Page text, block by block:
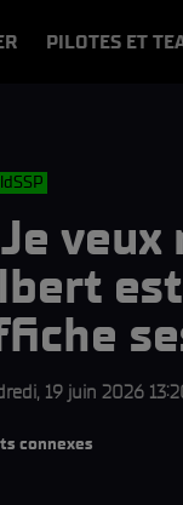
PILOTES ET
19 juin 2026
connexes